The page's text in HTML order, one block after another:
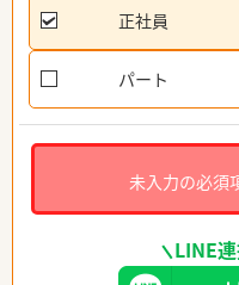
正社員
パート
未入力の必須
LINE